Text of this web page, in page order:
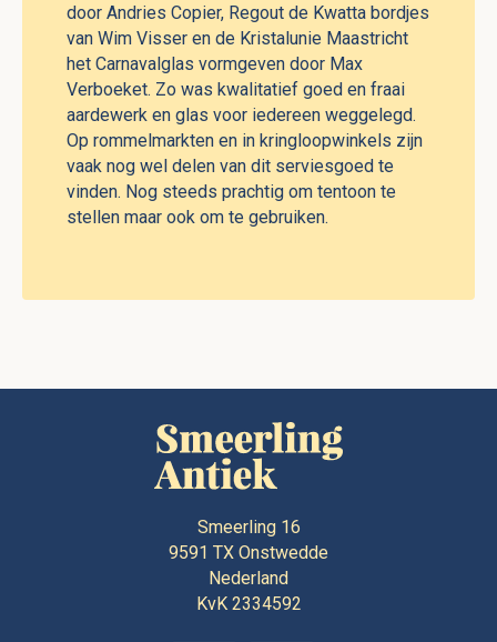
door Andries Copier, Regout de Kwatta bordjes
van Wim Visser en de Kristalunie Maastricht
het Carnavalglas vormgeven door Max
Verboeket. Zo was kwalitatief goed en fraai
aardewerk en glas voor iedereen weggelegd.
Op rommelmarkten en in kringloopwinkels zijn
vaak nog wel delen van dit serviesgoed te
vinden. Nog steeds prachtig om tentoon te
stellen maar ook om te gebruiken.
Smeerling 16
9591 TX Onstwedde
Nederland
KvK 2334592